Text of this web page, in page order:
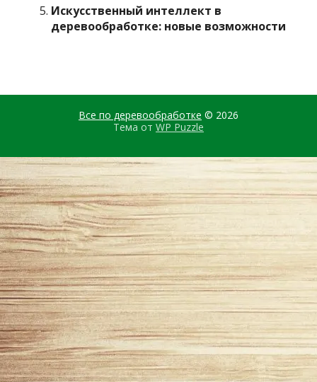
Искусственный интеллект в
деревообработке: новые возможности
Все по деревообработке © 2026
Тема от WP Puzzle